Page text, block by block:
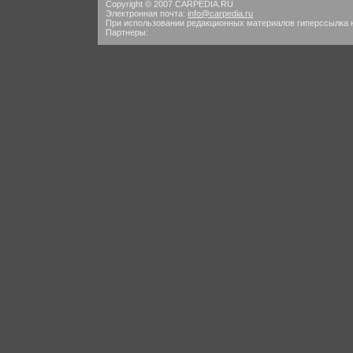
Copyright © 2007 CARPEDIA.RU
Электронная почта: info@carpedia.ru
При использовании редакционных материалов гиперссылка
Партнеры: